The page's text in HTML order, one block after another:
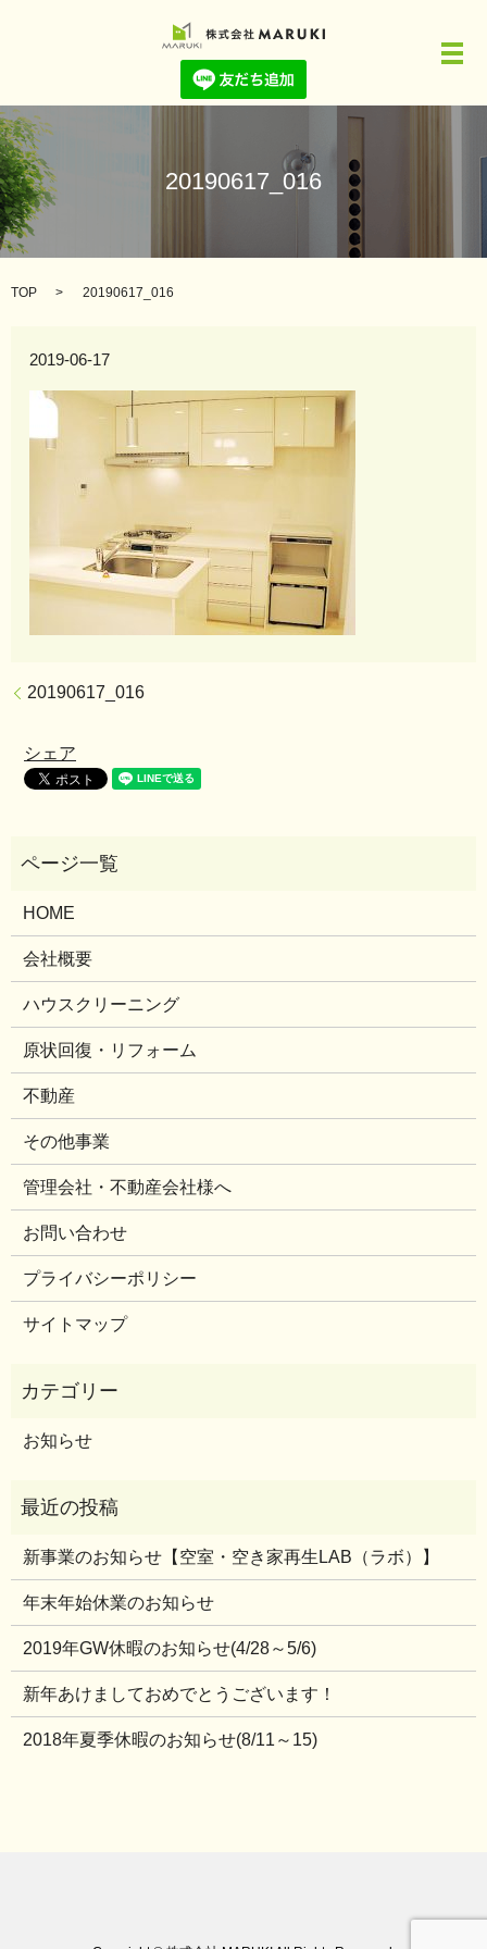
メ
20190617_016
TOP 20190617_016
2019-06-17
20190617_016
シェア
HOME
会社概要
ハウスクリーニング
原状回復・リフォーム
不動産
その他事業
管理会社・不動産会社様へ
お問い合わせ
プライバシーポリシー
サイトマップ
お知らせ
新事業のお知らせ【空室・空き家再生LAB（ラボ）】
年末年始休業のお知らせ
2019年GW休暇のお知らせ(4/28～5/6)
新年あけましておめでとうございます！
2018年夏季休暇のお知らせ(8/11～15)